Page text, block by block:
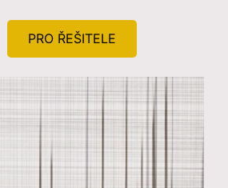
PRO ŘEŠITELE